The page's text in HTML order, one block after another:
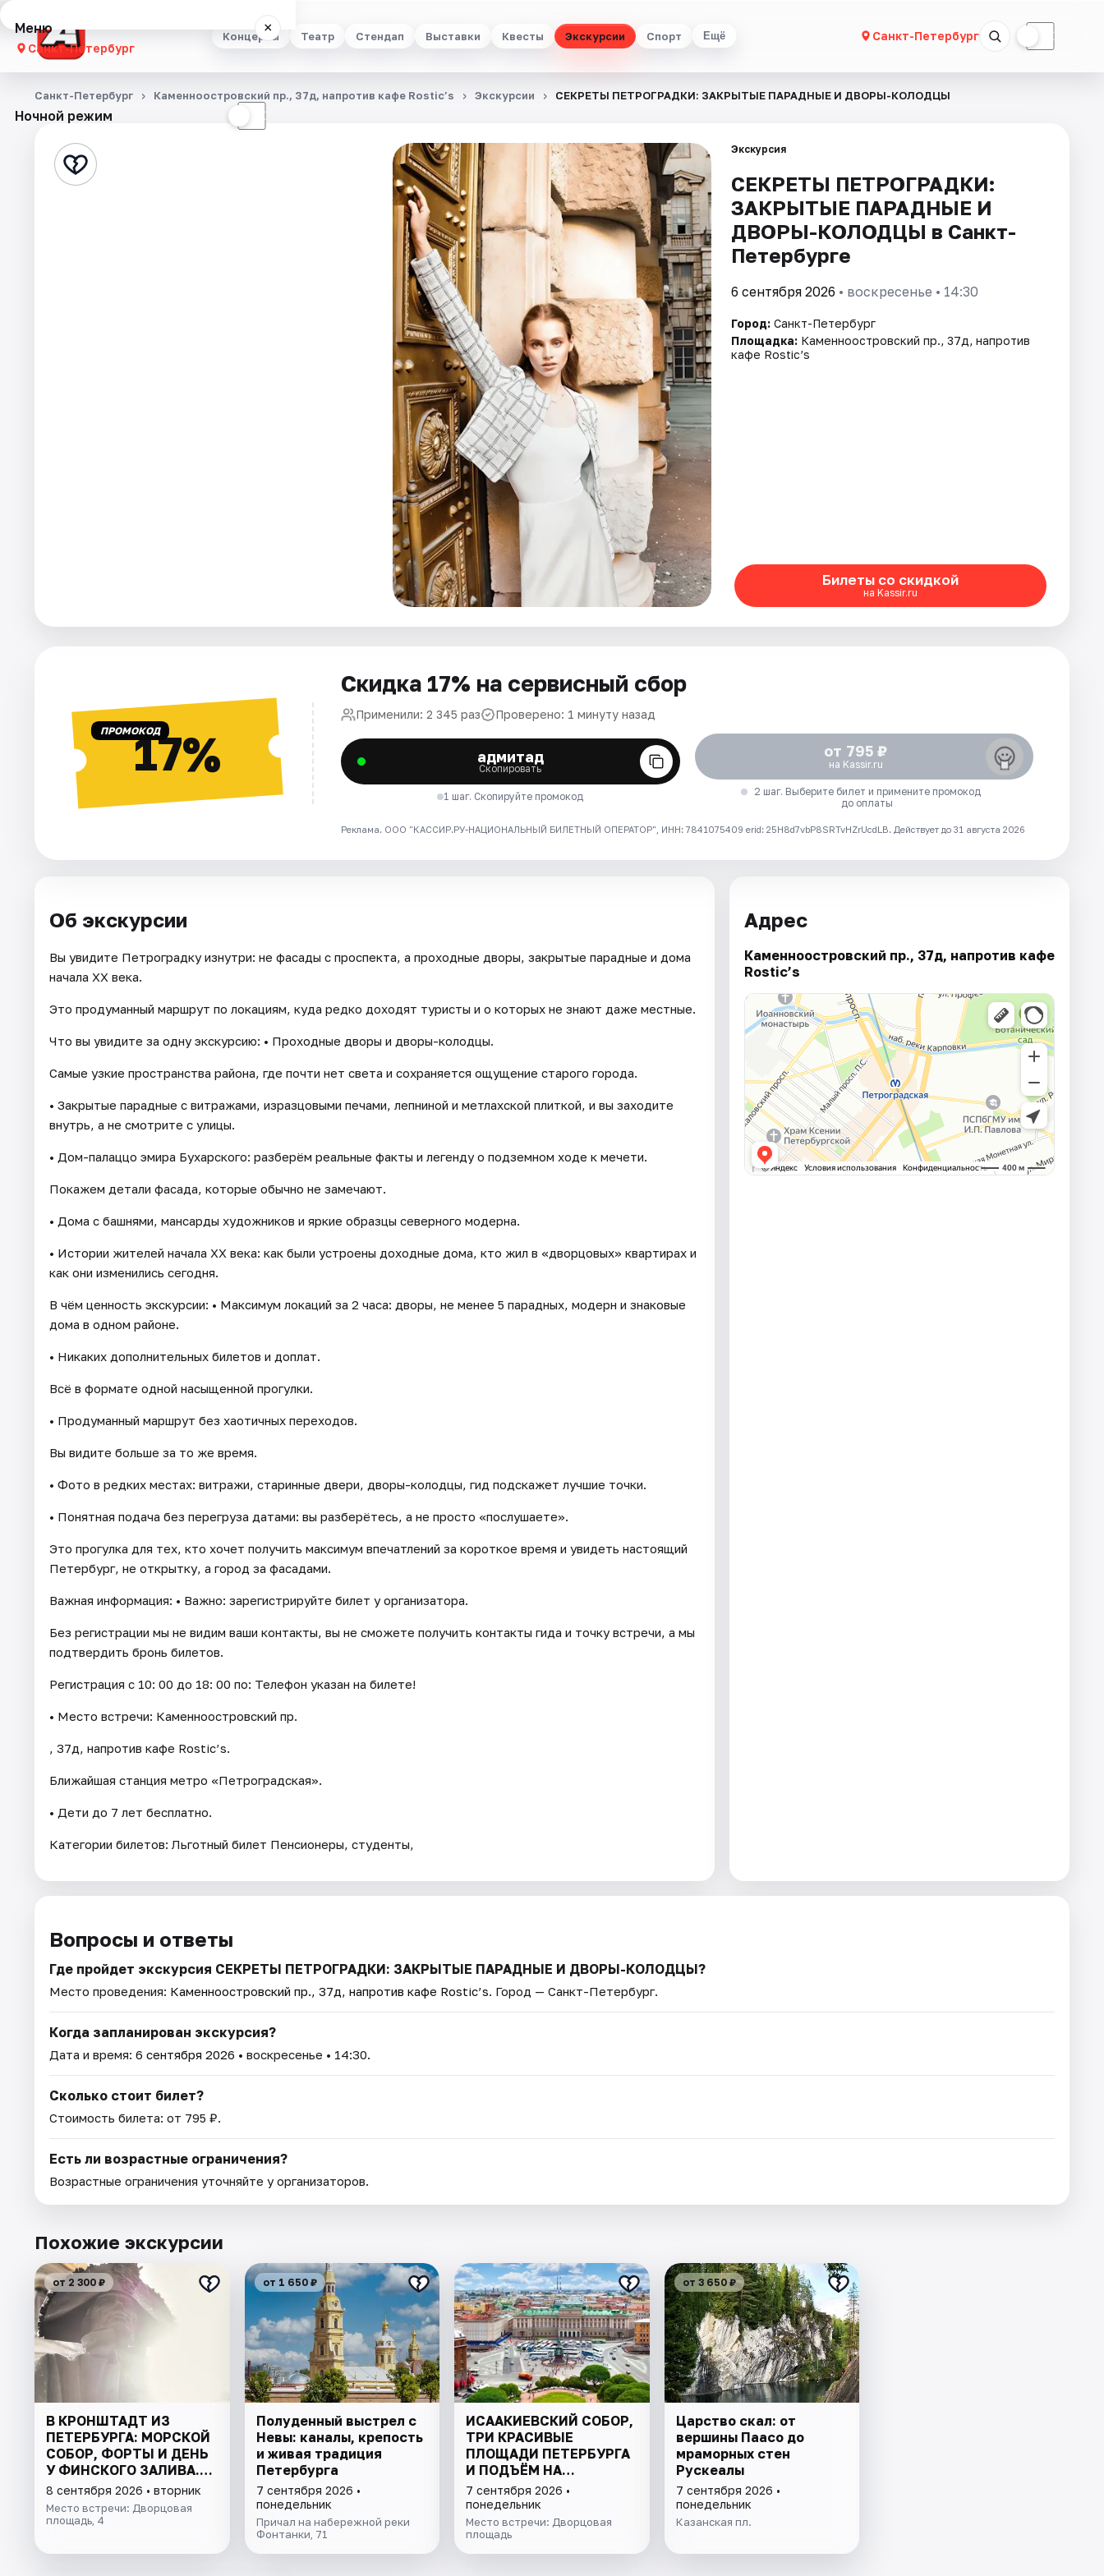
Концерты Театр Стендап Выставки Квесты Экскурсии Спорт Ещё Санкт-Петербург ☾
Меню ×
Санкт-Петербург
Концерты
Стендап
Ночной режим ☾
Санкт-Петербург Каменноостровский пр., 37д, напротив кафе Rostic’s Экскурсии СЕКРЕТЫ ПЕТРОГРАДКИ: ЗАКРЫТЫЕ ПАРАДНЫЕ И ДВОРЫ-КОЛОДЦЫ
Экскурсия
СЕКРЕТЫ ПЕТРОГРАДКИ:
ЗАКРЫТЫЕ ПАРАДНЫЕ И
ДВОРЫ-КОЛОДЦЫ в Санкт-
Петербурге
6 сентября 2026 • воскресенье • 14:30
Город: Санкт-Петербург
Площадка: Каменноостровский пр., 37д, напротив
кафе Rostic’s
Билеты со скидкой
на Kassir.ru
ПРОМОКОД17%
Скидка 17% на сервисный сбор
Применили: 2 345 раз Проверено: 1 минуту назад
адмитад
Скопировать
1 шаг. Скопируйте промокод
от 795 ₽
на Kassir.ru
2 шаг. Выберите билет и примените промокод
до оплаты
Реклама. ООО "КАССИР.РУ-НАЦИОНАЛЬНЫЙ БИЛЕТНЫЙ ОПЕРАТОР", ИНН: 7841075409 erid: 25H8d7vbP8SRTvHZrUcdLB. Действует до 31 августа 2026
Об экскурсии
Вы увидите Петроградку изнутри: не фасады с проспекта, а проходные дворы, закрытые парадные и дома
начала XX века.
Это продуманный маршрут по локациям, куда редко доходят туристы и о которых не знают даже местные.
Что вы увидите за одну экскурсию: • Проходные дворы и дворы-колодцы.
Самые узкие пространства района, где почти нет света и сохраняется ощущение старого города.
• Закрытые парадные с витражами, изразцовыми печами, лепниной и метлахской плиткой, и вы заходите
внутрь, а не смотрите с улицы.
• Дом-палаццо эмира Бухарского: разберём реальные факты и легенду о подземном ходе к мечети.
Покажем детали фасада, которые обычно не замечают.
• Дома с башнями, мансарды художников и яркие образцы северного модерна.
• Истории жителей начала XX века: как были устроены доходные дома, кто жил в «дворцовых» квартирах и
как они изменились сегодня.
В чём ценность экскурсии: • Максимум локаций за 2 часа: дворы, не менее 5 парадных, модерн и знаковые
дома в одном районе.
• Никаких дополнительных билетов и доплат.
Всё в формате одной насыщенной прогулки.
• Продуманный маршрут без хаотичных переходов.
Вы видите больше за то же время.
• Фото в редких местах: витражи, старинные двери, дворы-колодцы, гид подскажет лучшие точки.
• Понятная подача без перегруза датами: вы разберётесь, а не просто «послушаете».
Это прогулка для тех, кто хочет получить максимум впечатлений за короткое время и увидеть настоящий
Петербург, не открытку, а город за фасадами.
Важная информация: • Важно: зарегистрируйте билет у организатора.
Без регистрации мы не видим ваши контакты, вы не сможете получить контакты гида и точку встречи, а мы
подтвердить бронь билетов.
Регистрация с 10: 00 до 18: 00 по: Телефон указан на билете!
• Место встречи: Каменноостровский пр.
, 37д, напротив кафе Rostic’s.
Ближайшая станция метро «Петроградская».
• Дети до 7 лет бесплатно.
Категории билетов: Льготный билет Пенсионеры, студенты,
Адрес
Каменноостровский пр., 37д, напротив кафе
Rostic’s
Вопросы и ответы
Где пройдет экскурсия СЕКРЕТЫ ПЕТРОГРАДКИ: ЗАКРЫТЫЕ ПАРАДНЫЕ И ДВОРЫ-КОЛОДЦЫ?
Место проведения: Каменноостровский пр., 37д, напротив кафе Rostic’s. Город — Санкт-Петербург.
Когда запланирован экскурсия?
Дата и время: 6 сентября 2026 • воскресенье • 14:30.
Сколько стоит билет?
Стоимость билета: от 795 ₽.
Есть ли возрастные ограничения?
Возрастные ограничения уточняйте у организаторов.
Похожие экскурсии
от 2 300 ₽
В КРОНШТАДТ ИЗ
ПЕТЕРБУРГА: МОРСКОЙ
СОБОР, ФОРТЫ И ДЕНЬ
У ФИНСКОГО ЗАЛИВА.
ВСЁ ВКЛЮЧЕНО
8 сентября 2026 • вторник
Место встречи: Дворцовая
площадь, 4
от 1 650 ₽
Полуденный выстрел с
Невы: каналы, крепость
и живая традиция
Петербурга
7 сентября 2026 •
понедельник
Причал на набережной реки
Фонтанки, 71
ИСААКИЕВСКИЙ СОБОР,
ТРИ КРАСИВЫЕ
ПЛОЩАДИ ПЕТЕРБУРГА
И ПОДЪЁМ НА
КОЛОННАДУ В МИНИ-
ГРУППЕ
7 сентября 2026 •
понедельник
Место встречи: Дворцовая
площадь
от 3 650 ₽
Царство скал: от
вершины Паасо до
мраморных стен
Рускеалы
7 сентября 2026 •
понедельник
Казанская пл.